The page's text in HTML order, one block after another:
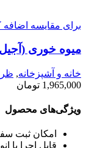
برای مقایسه اضافه
میوه خوری
خانه و آشپزخانه,
1,965,000 تومان
ویژگی‌های محصول
امکان ثبت
قابل اجرا با